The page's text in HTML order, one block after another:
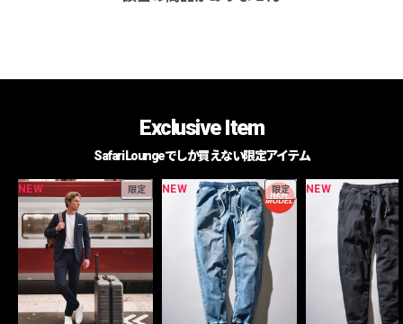
Exclusive Item
Safari Loungeでしか買えない限定アイテム
NEW 限定 NEW 限定 NEW